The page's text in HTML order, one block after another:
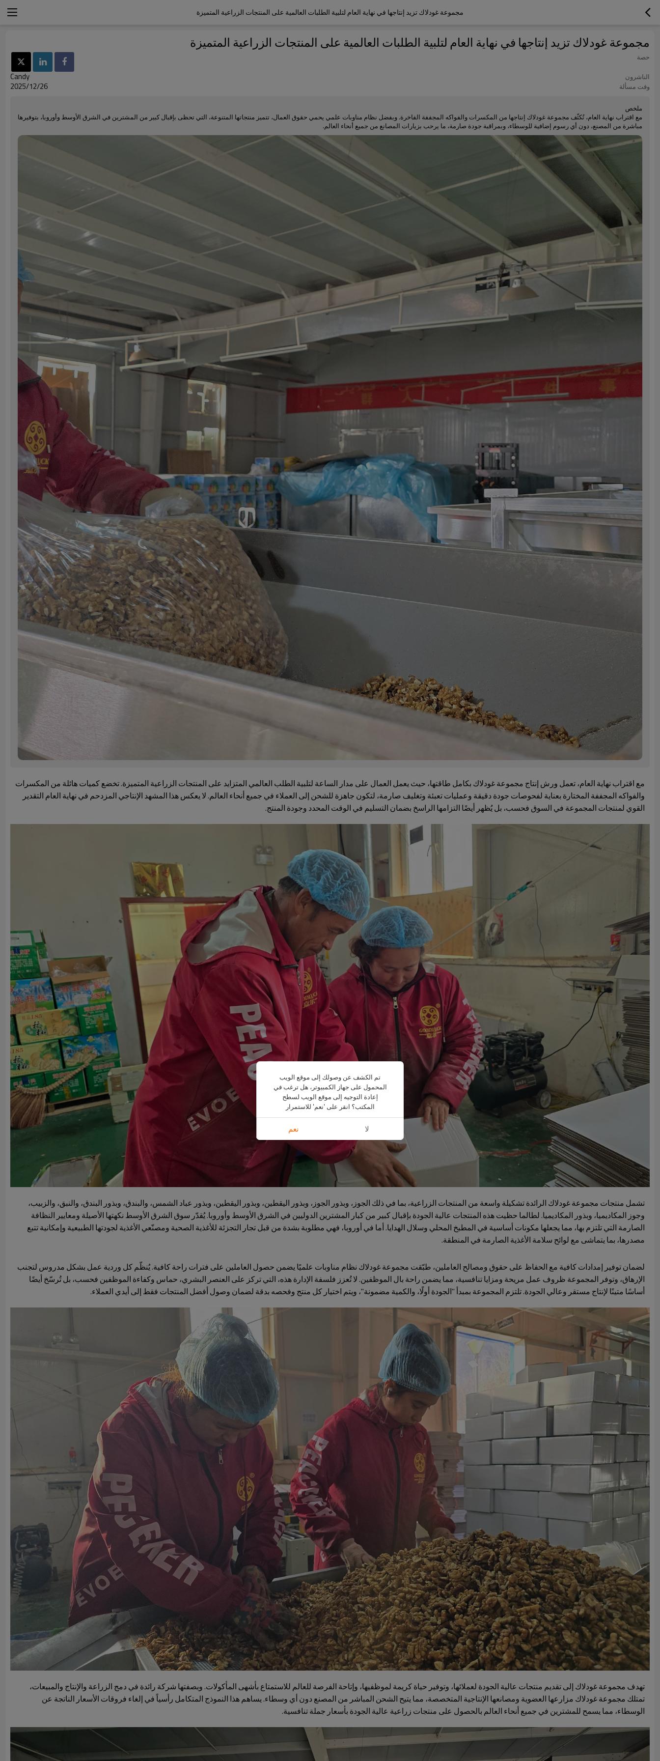
مجموعة غودلاك تزيد إنتاجها في نهاية العام لتلبية الطلبات العالمية على المنتجات الزراعية المتميزة
مجموعة غودلاك تزيد إنتاجها في نهاية العام لتلبية الطلبات العالمية على المنتجات الزراعية المتميزة
حصة
الناشرون
Candy
وقت مسألة 2025/12/26
ملخص
مع اقتراب نهاية العام، تُكثّف مجموعة غودلاك إنتاجها من المكسرات والفواكه المجففة الفاخرة. وبفضل نظام مناوبات علمي يحمي حقوق العمال، تتميز منتجاتها المتنوعة، التي تحظى بإقبال كبير من المشترين في الشرق الأوسط وأوروبا، بتوفيرها
مباشرة من المصنع، دون أي رسوم إضافية للوسطاء، وبمراقبة جودة صارمة، ما يرحب بزيارات المصانع من جميع أنحاء العالم.
مع اقتراب نهاية العام، تعمل ورش إنتاج مجموعة غودلاك بكامل طاقتها، حيث يعمل العمال على مدار الساعة لتلبية الطلب العالمي المتزايد على المنتجات الزراعية المتميزة. تخضع كميات هائلة من المكسرات
والفواكه المجففة المختارة بعناية لفحوصات جودة دقيقة وعمليات تعبئة وتغليف صارمة، لتكون جاهزة للشحن إلى العملاء في جميع أنحاء العالم. لا يعكس هذا المشهد الإنتاجي المزدحم في نهاية العام التقدير
القوي لمنتجات المجموعة في السوق فحسب، بل يُظهر أيضًا التزامها الراسخ بضمان التسليم في الوقت المحدد وجودة المنتج.
تشمل منتجات مجموعة غودلاك الرائدة تشكيلة واسعة من المنتجات الزراعية، بما في ذلك الجوز، وبذور الجوز، وبذور اليقطين، وبذور اليقطين، وبذور عباد الشمس، والبندق، وبذور البندق، والنبق، والزبيب،
وجوز المكاديميا، وبذور المكاديميا. لطالما حظيت هذه المنتجات عالية الجودة بإقبال كبير من كبار المشترين الدوليين في الشرق الأوسط وأوروبا. يُقدّر سوق الشرق الأوسط نكهتها الأصيلة ومعايير النظافة
الصارمة التي تلتزم بها، مما يجعلها مكونات أساسية في المطبخ المحلي وسلال الهدايا. أما في أوروبا، فهي مطلوبة بشدة من قبل تجار التجزئة للأغذية الصحية ومصنّعي الأغذية لجودتها الطبيعية وإمكانية تتبع
مصدرها، بما يتماشى مع لوائح سلامة الأغذية الصارمة في المنطقة.
لضمان توفير إمدادات كافية مع الحفاظ على حقوق ومصالح العاملين، طبّقت مجموعة غودلاك نظام مناوبات علميًا يضمن حصول العاملين على فترات راحة كافية. يُنظّم كل وردية عمل بشكل مدروس لتجنب
الإرهاق، وتوفر المجموعة ظروف عمل مريحة ومزايا تنافسية، مما يضمن راحة بال الموظفين. لا تُعزز فلسفة الإدارة هذه، التي تركز على العنصر البشري، حماس وكفاءة الموظفين فحسب، بل تُرسّخ أيضًا
أساسًا متينًا لإنتاج مستقر وعالي الجودة. تلتزم المجموعة بمبدأ "الجودة أولًا، والكمية مضمونة"، ويتم اختيار كل منتج وفحصه بدقة لضمان وصول أفضل المنتجات فقط إلى أيدي العملاء.
تهدف مجموعة غودلاك إلى تقديم منتجات عالية الجودة لعملائها، وتوفير حياة كريمة لموظفيها، وإتاحة الفرصة للعالم للاستمتاع بأشهى المأكولات. وبصفتها شركة رائدة في دمج الزراعة والإنتاج والمبيعات،
تمتلك مجموعة غودلاك مزارعها العضوية ومصانعها الإنتاجية المتخصصة، مما يتيح الشحن المباشر من المصنع دون أي وسطاء. يساهم هذا النموذج المتكامل رأسياً في إلغاء فروقات الأسعار الناتجة عن
الوسطاء، مما يسمح للمشترين في جميع أنحاء العالم بالحصول على منتجات زراعية عالية الجودة بأسعار جملة تنافسية.
تم الكشف عن وصولك إلى موقع الويب
المحمول على جهاز الكمبيوتر، هل ترغب في
إعادة التوجيه إلى موقع الويب لسطح
المكتب؟ انقر على 'نعم' للاستمرار
لا نعم